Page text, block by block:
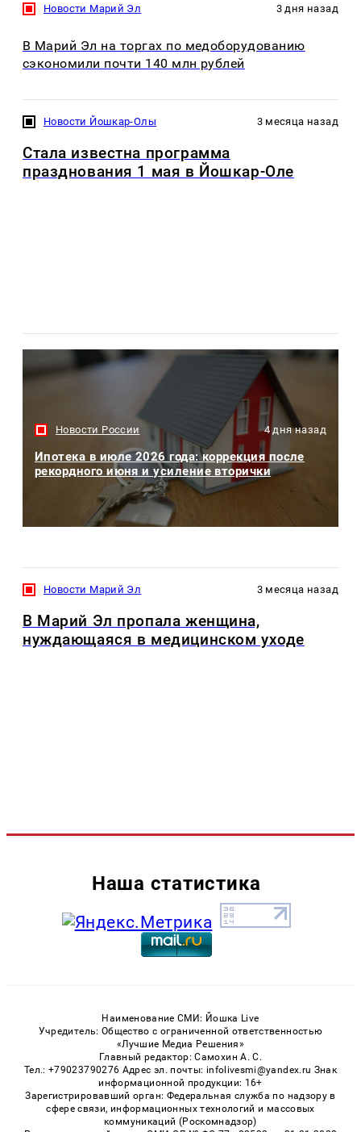
Новости Марий Эл 3 дня назад
В Марий Эл на торгах по медоборудованию
сэкономили почти 140 млн рублей
Новости Йошкар-Олы 3 месяца назад
Стала известна программа
празднования 1 мая в Йошкар-Оле
Новости России 4 дня назад
Ипотека в июле 2026 года: коррекция после
рекордного июня и усиление вторички
Новости Марий Эл 3 месяца назад
В Марий Эл пропала женщина,
нуждающаяся в медицинском уходе
Наша статистика
Наименование СМИ: Йошка Live
Учредитель: Общество с ограниченной ответственностью
«Лучшие Медиа Решения»
Главный редактор: Самохин А. С.
Тел.: +79023790276 Адрес эл. почты: infolivesmi@yandex.ru Знак
информационной продукции: 16+
Зарегистрировавший орган: Федеральная служба по надзору в
сфере связи, информационных технологий и массовых
коммуникаций (Роскомнадзор)